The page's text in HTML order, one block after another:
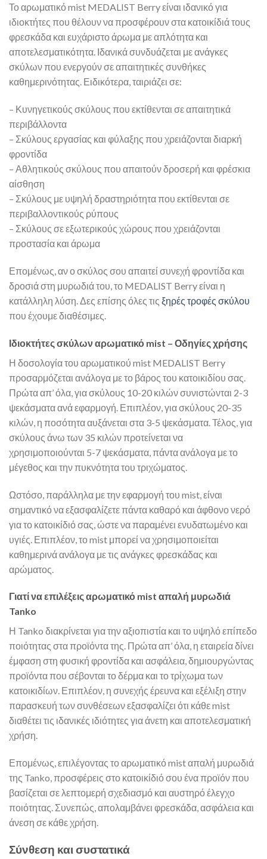
Το αρωματικό mist MEDALIST Berry είναι ιδανικό για
ιδιοκτήτες που θέλουν να προσφέρουν στα κατοικίδιά τους
φρεσκάδα και ευχάριστο άρωμα με απλότητα και
αποτελεσματικότητα. Ιδανικά συνδυάζεται με ανάγκες
σκύλων που ενεργούν σε απαιτητικές συνθήκες
καθημερινότητας. Ειδικότερα, ταιριάζει σε:
– Κυνηγετικούς σκύλους που εκτίθενται σε απαιτητικά
περιβάλλοντα
– Σκύλους εργασίας και φύλαξης που χρειάζονται διαρκή
φροντίδα
– Αθλητικούς σκύλους που απαιτούν δροσερή και φρέσκια
αίσθηση
– Σκύλους με υψηλή δραστηριότητα που εκτίθενται σε
περιβαλλοντικούς ρύπους
– Σκύλους σε εξωτερικούς χώρους που χρειάζονται
προστασία και άρωμα
Επομένως, αν ο σκύλος σου απαιτεί συνεχή φροντίδα και
δροσιά στη μυρωδιά του, το MEDALIST Berry είναι η
κατάλληλη λύση. Δες επίσης όλες τις ξηρές τροφές σκύλου
που έχουμε διαθέσιμες.
Ιδιοκτήτες σκύλων αρωματικό mist – Οδηγίες χρήσης
Η δοσολογία του αρωματικού mist MEDALIST Berry
προσαρμόζεται ανάλογα με το βάρος του κατοικιδίου σας.
Πρώτα απ’ όλα, για σκύλους 10-20 κιλών συνιστώνται 2-3
ψεκάσματα ανά εφαρμογή. Επιπλέον, για σκύλους 20-35
κιλών, η ποσότητα αυξάνεται στα 3-5 ψεκάσματα. Τέλος, για
σκύλους άνω των 35 κιλών προτείνεται να
χρησιμοποιούνται 5-7 ψεκάσματα, πάντα ανάλογα με το
μέγεθος και την πυκνότητα του τριχώματος.
Ωστόσο, παράλληλα με την εφαρμογή του mist, είναι
σημαντικό να εξασφαλίζετε πάντα καθαρό και άφθονο νερό
για το κατοικίδιό σας, ώστε να παραμένει ενυδατωμένο και
υγιές. Επιπλέον, το mist μπορεί να χρησιμοποιείται
καθημερινά ανάλογα με τις ανάγκες φρεσκάδας και
αρώματος.
Γιατί να επιλέξεις αρωματικό mist απαλή μυρωδιά
Tanko
Η Tanko διακρίνεται για την αξιοπιστία και το υψηλό επίπεδο
ποιότητας στα προϊόντα της. Πρώτα απ’ όλα, η εταιρεία δίνει
έμφαση στη φυσική φροντίδα και ασφάλεια, δημιουργώντας
προϊόντα που σέβονται το δέρμα και το τρίχωμα των
κατοικιδίων. Επιπλέον, η συνεχής έρευνα και εξέλιξη στην
παρασκευή των συνθέσεων εξασφαλίζει ότι κάθε mist
διαθέτει τις ιδανικές ιδιότητες για άνετη και αποτελεσματική
χρήση.
Επομένως, επιλέγοντας το αρωματικό mist απαλή μυρωδιά
της Tanko, προσφέρεις στο κατοικίδιό σου ένα προϊόν που
βασίζεται σε λεπτομερή σχεδιασμό και αυστηρό έλεγχο
ποιότητας. Συνεπώς, απολαμβάνει φρεσκάδα, ασφάλεια και
άνεση σε κάθε χρήση.
Σύνθεση και συστατικά